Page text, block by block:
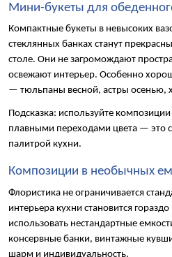
Мини-букеты для
Компактные букеты в невысоких
стеклянных банках станут
столе. Они не загромождают
освежают интерьер. Особенно
— тюльпаны весной, астры осенью,
Подсказка: используйте
плавными переходами цвета — это
палитрой кухни.
Композиции в необычных
Флористика не ограничивается
интерьера кухни становится
использовать нестандартные
консервные банки, винтажные
шарм и индивидуальность.